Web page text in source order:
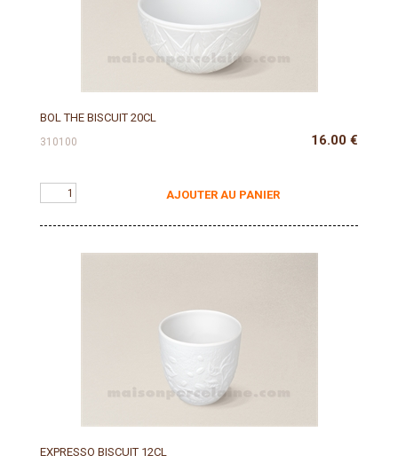
BOL THE BISCUIT 20CL
310100 16.00 €
AJOUTER AU PANIER
EXPRESSO BISCUIT 12CL